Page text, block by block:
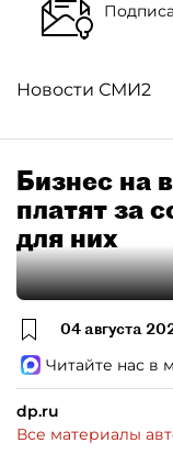
Новости СМИ2
Бизнес на
платят за
для них
04 августа
Читайте нас в
dp.ru
Все материалы